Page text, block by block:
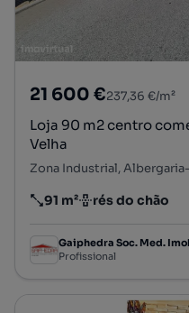
21 600 €237,36 €/m²
Loja 90 m2 centro
Velha
Preço por metro
91 m²
Andar rés do chão
Gaiphedra Soc. Med.
Profissional